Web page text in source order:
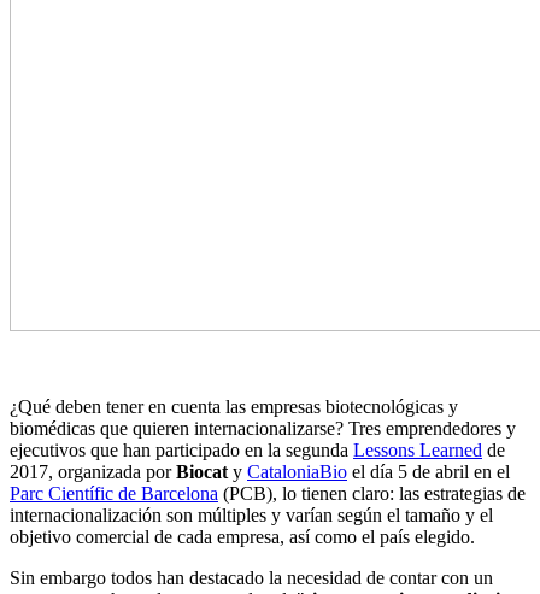
¿Qué deben tener en cuenta las empresas biotecnológicas y
biomédicas que quieren internacionalizarse? Tres emprendedores y
ejecutivos que han participado en la segunda Lessons Learned de
2017, organizada porBiocaty CataloniaBio el día 5 de abril en el
Parc Científic de Barcelona (PCB), lo tienen claro: las estrategias de
internacionalización son múltiples y varían según el tamaño y el
objetivo comercial de cada empresa, así como el país elegido.
Sin embargo todos han destacado la necesidad de contar con un